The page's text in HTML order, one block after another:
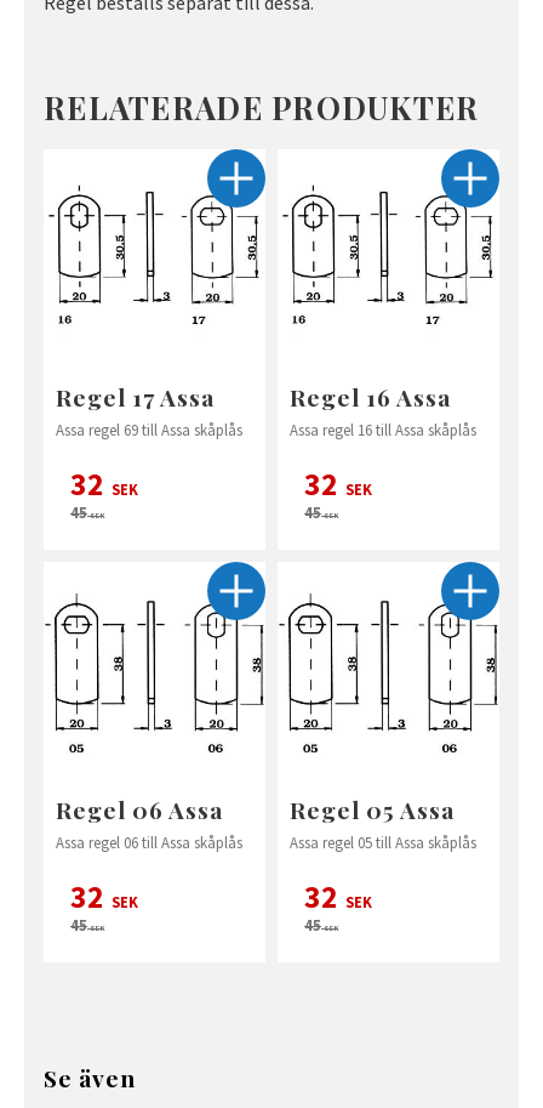
RELATERADE PRODUKTER
Regel 17 Assa
Assa regel 69 till Assa skåplås
32 SEK
45SEK
Regel 16 Assa
Assa regel 16 till Assa skåplås
32 SEK
45SEK
Regel 06 Assa
Assa regel 06 till Assa skåplås
32 SEK
45SEK
Regel 05 Assa
Assa regel 05 till Assa skåplås
32 SEK
45SEK
Se även